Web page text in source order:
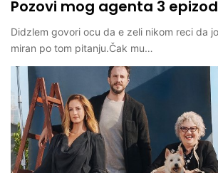
Pozovi mog agenta 3
Didzlem govori ocu da e zeli nikom reci da
miran po tom pitanju.Čak mu…